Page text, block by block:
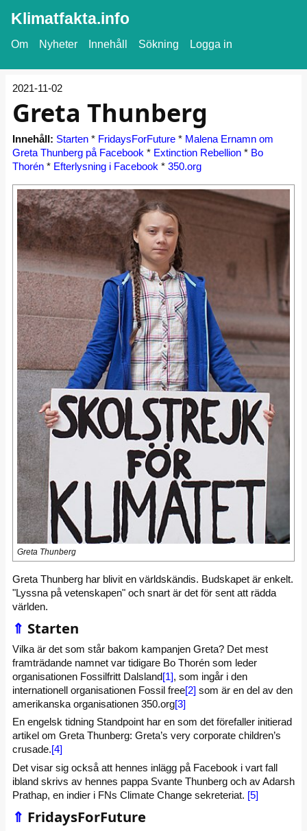
Klimatfakta.info
Om Nyheter Innehåll Sökning Logga in
2021-11-02
Greta Thunberg
Innehåll: Starten * FridaysForFuture * Malena Ernamn om
Greta Thunberg på Facebook * Extinction Rebellion * Bo
Thorén * Efterlysning i Facebook * 350.org
Greta Thunberg
Greta Thunberg har blivit en världskändis. Budskapet är enkelt.
"Lyssna på vetenskapen" och snart är det för sent att rädda
världen.
⇑ Starten
Vilka är det som står bakom kampanjen Greta? Det mest
framträdande namnet var tidigare Bo Thorén som leder
organisationen Fossilfritt Dalsland[1], som ingår i den
internationell organisationen Fossil free[2] som är en del av den
amerikanska organisationen 350.org[3]
En engelsk tidning Standpoint har en som det förefaller initierad
artikel om Greta Thunberg: Greta’s very corporate children’s
crusade.[4]
Det visar sig också att hennes inlägg på Facebook i vart fall
ibland skrivs av hennes pappa Svante Thunberg och av Adarsh
Prathap, en indier i FNs Climate Change sekreteriat. [5]
⇑ FridaysForFuture